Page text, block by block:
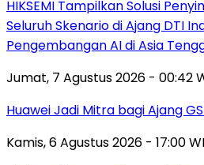
HIKSEMI Tampilkan Solusi
Seluruh Skenario di Ajang DTI
Pengembangan AI di Asia
Jumat, 7 Agustus 2026 - 00:42
Huawei Jadi Mitra bagi Ajang
Kamis, 6 Agustus 2026 - 17:00